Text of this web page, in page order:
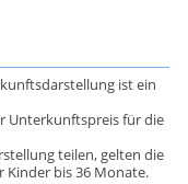
ist ein
Unterkunftspreis für die
teilen, gelten die
Kinder bis 36 Monate.